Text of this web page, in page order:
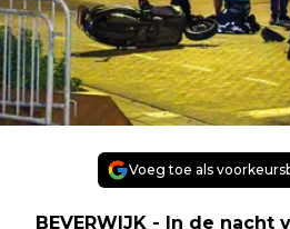
Voeg toe als
BEVERWIJK - In de nacht